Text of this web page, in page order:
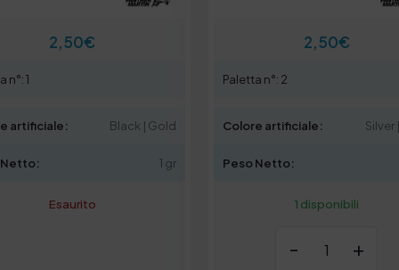
2,50€
n°: 1
artificiale: Black | Gold
Netto: 1 gr
Esaurito
2,50€
Paletta n°: 2
Colore artificiale: Silver
Peso Netto:
1 disponibili
- +